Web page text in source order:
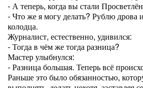
- А теперь, когда вы стали
- Что же я могу делать? Рублю дрова
колодца.
Журналист, естественно, удивился:
- Тогда в чём же тогда разница?
Мастер улыбнулся:
- Разница большая. Теперь всё
Раньше это было обязанностью,